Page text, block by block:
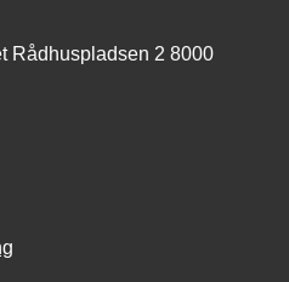
Rådhuspladsen 2 8000